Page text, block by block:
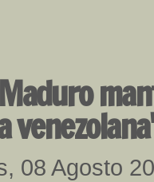
08 Agosto